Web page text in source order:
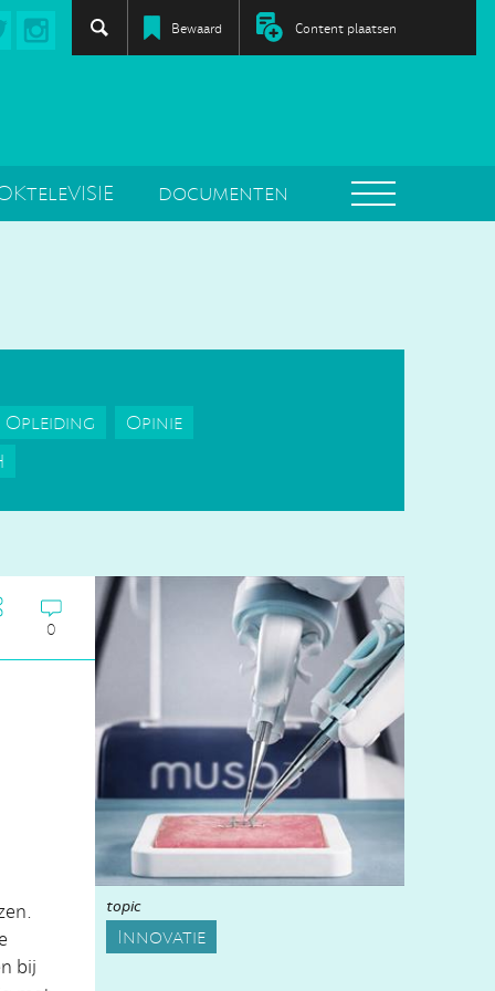
Bewaard Content plaatsen
documenten
Opleiding
Opinie
0
bij
topic
Innovatie